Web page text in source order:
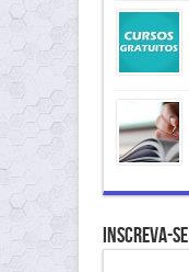
Inscreva-se